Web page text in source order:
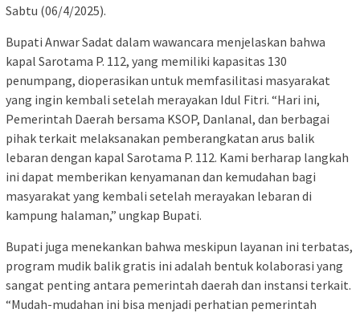
Sabtu (06/4/2025).
Bupati Anwar Sadat dalam wawancara menjelaskan bahwa
kapal Sarotama P. 112, yang memiliki kapasitas 130
penumpang, dioperasikan untuk memfasilitasi masyarakat
yang ingin kembali setelah merayakan Idul Fitri. “Hari ini,
Pemerintah Daerah bersama KSOP, Danlanal, dan berbagai
pihak terkait melaksanakan pemberangkatan arus balik
lebaran dengan kapal Sarotama P. 112. Kami berharap langkah
ini dapat memberikan kenyamanan dan kemudahan bagi
masyarakat yang kembali setelah merayakan lebaran di
kampung halaman,” ungkap Bupati.
Bupati juga menekankan bahwa meskipun layanan ini terbatas,
program mudik balik gratis ini adalah bentuk kolaborasi yang
sangat penting antara pemerintah daerah dan instansi terkait.
“Mudah-mudahan ini bisa menjadi perhatian pemerintah